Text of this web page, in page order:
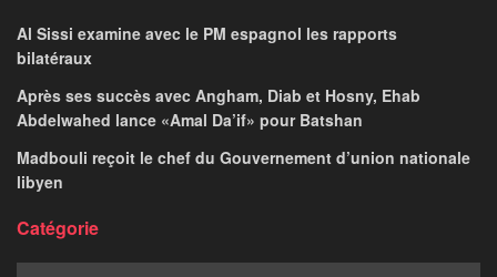
Al Sissi examine avec le PM espagnol les rapports
bilatéraux
Après ses succès avec Angham, Diab et Hosny, Ehab
Abdelwahed lance «Amal Da’if» pour Batshan
Madbouli reçoit le chef du Gouvernement d’union nationale
libyen
Catégorie